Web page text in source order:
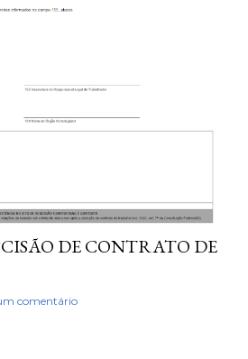
DE CONTRATO DE
comentário